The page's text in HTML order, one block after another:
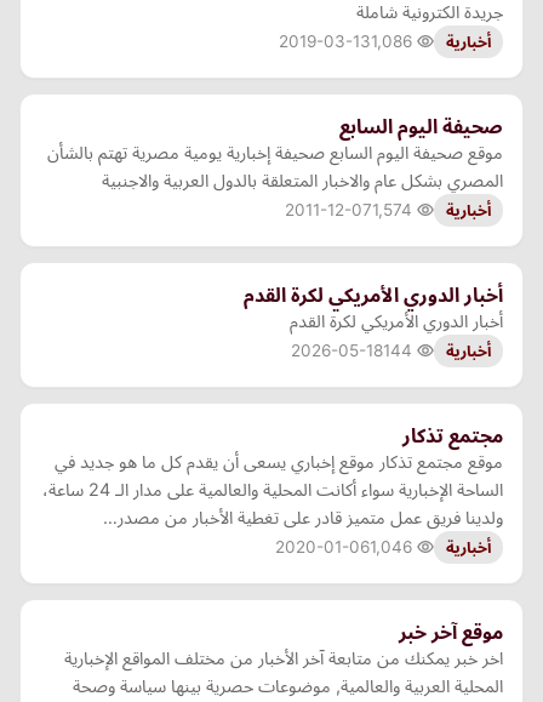
جريدة الكترونية شاملة
أخبارية 2019-03-13
صحيفة اليوم السابع
موقع صحيفة اليوم السابع صحيفة إخبارية يومية مصرية تهتم بالشأن
المصري بشكل عام والاخبار المتعلقة بالدول العربية والاجنبية
أخبارية 2011-12-07
أخبار الدوري الأمريكي لكرة القدم
أخبار الدوري الأمريكي لكرة القدم
أخبارية 2026-05-18
مجتمع تذكار
موقع مجتمع تذكار موقع إخباري يسعى أن يقدم كل ما هو جديد في
الساحة الإخبارية سواء أكانت المحلية والعالمية على مدار الـ 24 ساعة،
ولدينا فريق عمل متميز قادر على تغطية الأخبار من مصدر…
أخبارية 2020-01-06
موقع آخر خبر
اخر خبر يمكنك من متابعة آخر الأخبار من مختلف المواقع الإخبارية
المحلية العربية والعالمية, موضوعات حصرية بينها سياسة وصحة